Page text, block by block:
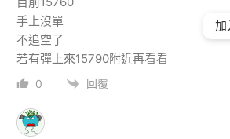
手上沒單
不追空了
若有彈上來15790附近再看看
0 回覆
加